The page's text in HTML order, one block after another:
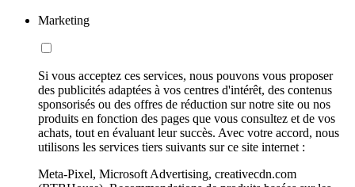
Marketing
Si vous acceptez ces services, nous pouvons vous proposer
des publicités adaptées à vos centres d'intérêt, des contenus
sponsorisés ou des offres de réduction sur notre site ou nos
produits en fonction des pages que vous consultez et de vos
achats, tout en évaluant leur succès. Avec votre accord, nous
utilisons les services tiers suivants sur ce site internet :
Meta-Pixel, Microsoft Advertising, creativecdn.com